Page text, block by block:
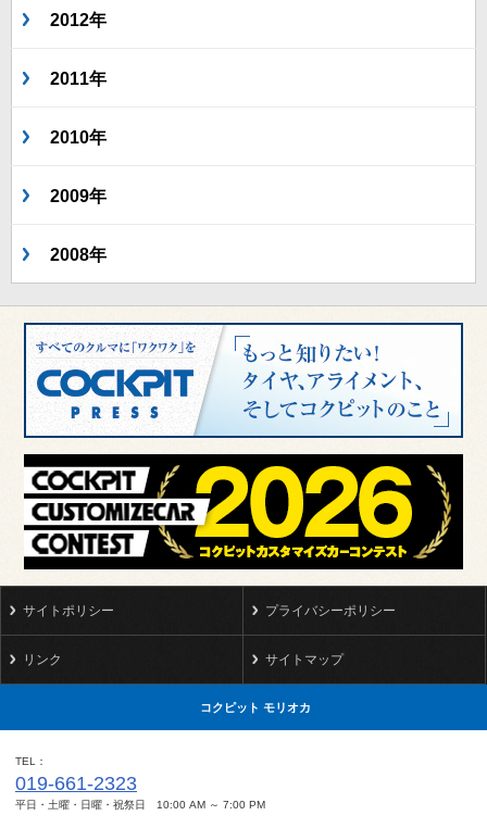
2012年
2011年
2010年
2009年
2008年
サイトポリシー プライバシーポリシー
リンク サイトマップ
コクピット モリオカ
TEL
019-661-2323
平日・土曜・日曜・祝祭日 10:00 AM ～ 7:00 PM